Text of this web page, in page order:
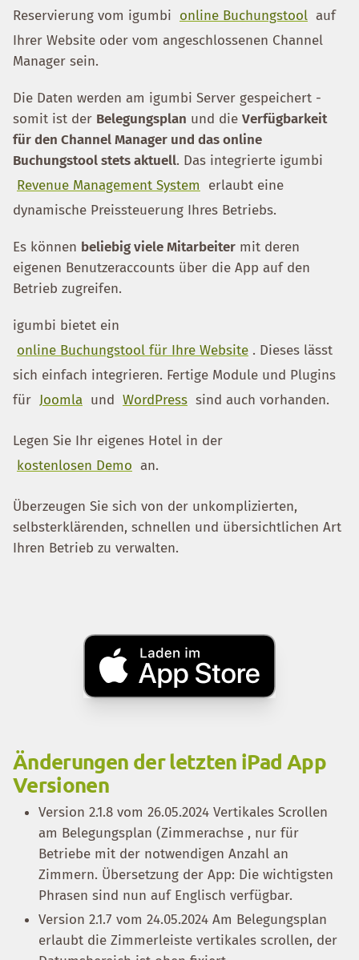
Reservierung vom igumbi online Buchungstool auf
Ihrer Website oder vom angeschlossenen Channel
Manager sein.
Die Daten werden am igumbi Server gespeichert -
somit ist der Belegungsplan und die Verfügbarkeit
für den Channel Manager und das online
Buchungstool stets aktuell. Das integrierte igumbi
Revenue Management System
erlaubt eine
dynamische Preissteuerung Ihres Betriebs.
Es können beliebig viele Mitarbeiter mit deren
eigenen Benutzeraccounts über die App auf den
Betrieb zugreifen.
igumbi bietet ein
online Buchungstool für Ihre Website . Dieses lässt
sich einfach integrieren. Fertige Module und Plugins
für Joomla und WordPress sind auch vorhanden.
Legen Sie Ihr eigenes Hotel in der
kostenlosen Demo an.
Überzeugen Sie sich von der unkomplizierten,
selbsterklärenden, schnellen und übersichtlichen Art
Ihren Betrieb zu verwalten.
Änderungen der letzten iPad App
Versionen
Version 2.1.8 vom 26.05.2024 Vertikales Scrollen
am Belegungsplan (Zimmerachse , nur für
Betriebe mit der notwendigen Anzahl an
Zimmern. Übersetzung der App: Die wichtigsten
Phrasen sind nun auf Englisch verfügbar.
Version 2.1.7 vom 24.05.2024 Am Belegungsplan
erlaubt die Zimmerleiste vertikales scrollen, der